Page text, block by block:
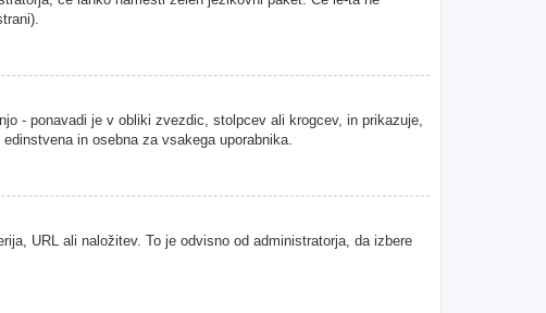
- ponavadi je v obliki zvezdic, stolpcev ali krogcev, in prikazuje,
in osebna za vsakega uporabnika.
URL ali naložitev. To je odvisno od administratorja, da izbere